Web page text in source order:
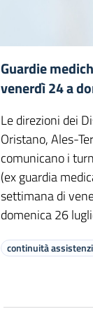
Guardie
venerdì 24 a
Le direzioni dei
Oristano, Ales-
comunicano i
(ex guardia
settimana di
domenica 26
continuità